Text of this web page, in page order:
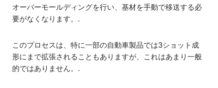
オーバーモールディングを行い、基材を手動で移送する必
要がなくなります。.
このプロセスは、特に一部の自動車製品では3ショット成
形にまで拡張されることもありますが、これはあまり一般
的ではありません。.